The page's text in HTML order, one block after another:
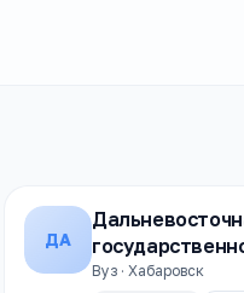
ДА
Вуз · Хабаровск